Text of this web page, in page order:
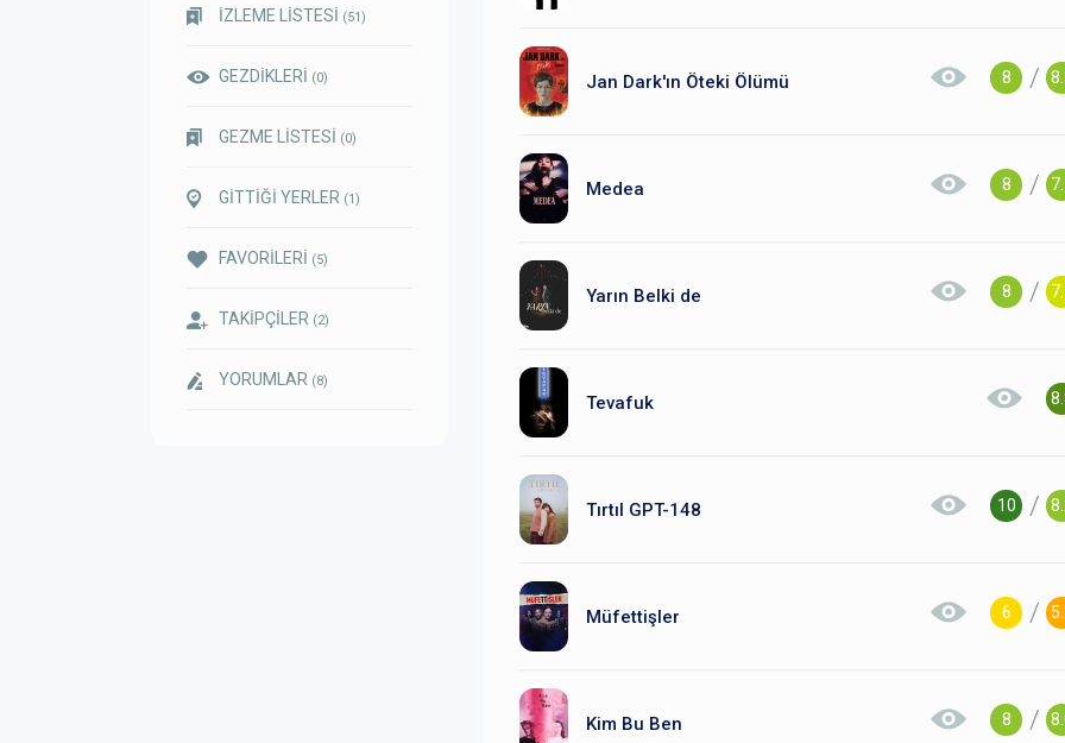
İZLEME LİSTESİ (51)
GEZDİKLERİ (0)
GEZME LİSTESİ (0)
GİTTİĞİ YERLER (1)
FAVORİLERİ (5)
TAKİPÇİLER (2)
YORUMLAR (8)
/
8
Jan Dark'ın Öteki Ölümü
/
8
Medea
/
8
Yarın Belki de
Tevafuk
/
10
Tırtıl GPT-148
/
6
Müfettişler
/
8
Kim Bu Ben